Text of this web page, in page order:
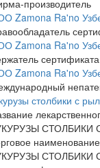
производитель
Zamona Ra'no
Zamona Ra'no
сертификата
Zamona Ra'no
столбики с
СТОЛБИКИ С
наименование
СТОЛБИКИ